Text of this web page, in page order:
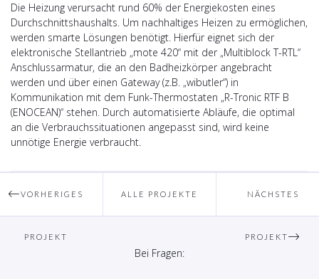
Die Heizung verursacht rund 60% der Energiekosten eines
Durchschnittshaushalts. Um nachhaltiges Heizen zu ermöglichen,
werden smarte Lösungen benötigt. Hierfür eignet sich der
elektronische Stellantrieb „mote 420“ mit der „Multiblock T-RTL“
Anschlussarmatur, die an den Badheizkörper angebracht
werden und über einen Gateway (z.B. „wibutler“) in
Kommunikation mit dem Funk-Thermostaten „R-Tronic RTF B
(ENOCEAN)“ stehen. Durch automatisierte Abläufe, die optimal
an die Verbrauchssituationen angepasst sind, wird keine
unnötige Energie verbraucht.
VORHERIGES
PROJEKT
ALLE PROJEKTE NÄCHSTES
PROJEKT
Bei Fragen: